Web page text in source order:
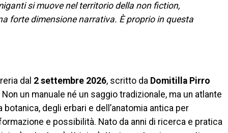
si muove nel territorio della non fiction,
forte dimensione narrativa. È proprio in questa
dal 2 settembre 2026, scritto da Domitilla Pirro
Non un manuale né un saggio tradizionale, ma un atlante
degli erbari e dell’anatomia antica per
e possibilità. Nato da anni di ricerca e pratica